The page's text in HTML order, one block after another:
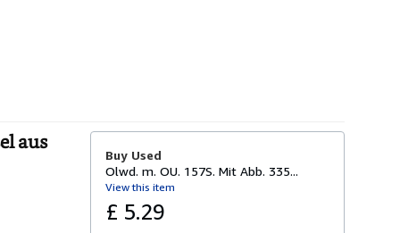
aus
Buy Used
Olwd. m. OU. 157S. Mit Abb. 335...
View this item
£ 5.29